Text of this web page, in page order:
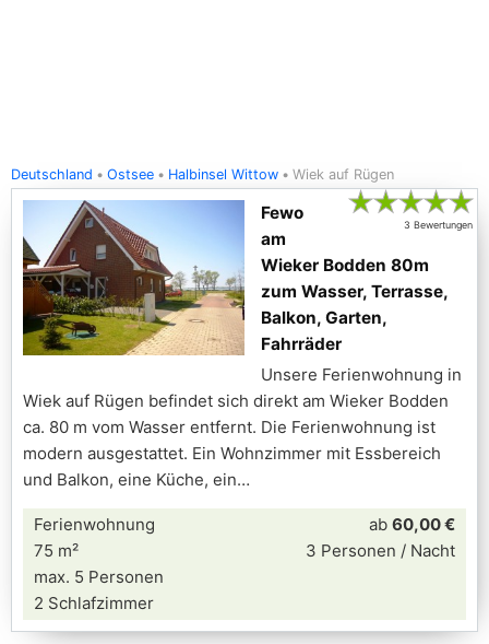
Deutschland Ostsee Halbinsel Wittow Wiek auf Rügen
★★★★★
3 Bewertungen
Fewo
am
Wieker Bodden 80m
zum Wasser, Terrasse,
Balkon, Garten,
Fahrräder
Unsere Ferienwohnung in
Wiek auf Rügen befindet sich direkt am Wieker Bodden
ca. 80 m vom Wasser entfernt. Die Ferienwohnung ist
modern ausgestattet. Ein Wohnzimmer mit Essbereich
und Balkon, eine Küche, ein
Ferienwohnung
75 m²
max. 5 Personen
2 Schlafzimmer
ab 60,00 €
3 Personen / Nacht